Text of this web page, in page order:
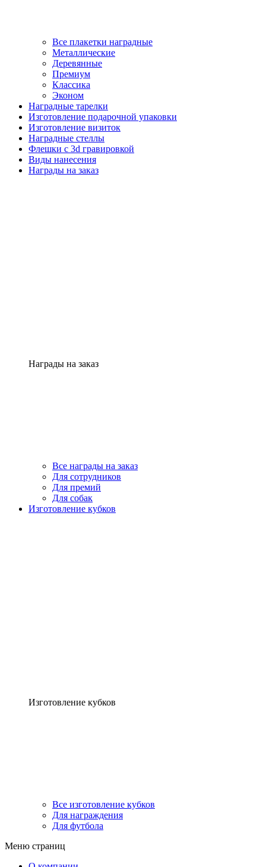
Все плакетки наградные
Металлические
Деревянные
Премиум
Классика
Эконом
Наградные тарелки
Изготовление подарочной упаковки
Изготовление визиток
Наградные стеллы
Флешки с 3d гравировкой
Виды нанесения
Награды на заказ
Награды на заказ
Все награды на заказ
Для сотрудников
Для премий
Для собак
Изготовление кубков
Изготовление кубков
Все изготовление кубков
Для награждения
Для футбола
Меню страниц